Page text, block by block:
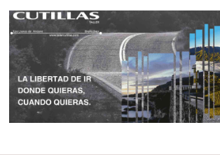
Saltar
contenido